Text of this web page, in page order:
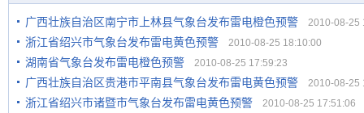
广西壮族自治区南宁市上林县气象台发布雷电橙色预警 2010-08-25
浙江省绍兴市气象台发布雷电黄色预警 2010-08-25 18:10:00
湖南省气象台发布雷电橙色预警 2010-08-25 17:59:23
广西壮族自治区贵港市平南县气象台发布雷电黄色预警 2010-08-25
浙江省绍兴市诸暨市气象台发布雷电黄色预警 2010-08-25 17:51:06